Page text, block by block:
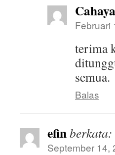
Februari
terima
semua.
Balas
efinberkata:
September 14,